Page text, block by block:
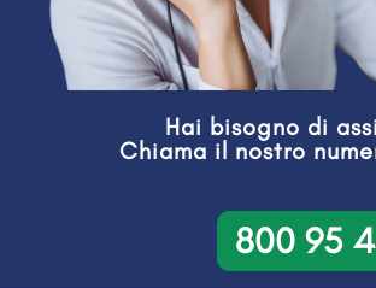
Hai bisogno di
Chiama il nostro
800 95